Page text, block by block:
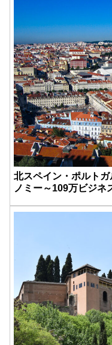
北スペイン・ポルト
ノミー～109万ビジネ